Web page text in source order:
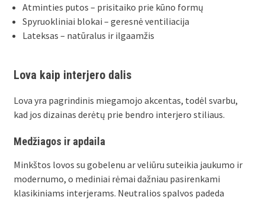
Atminties putos – prisitaiko prie kūno formų
Spyruokliniai blokai – geresnė ventiliacija
Lateksas – natūralus ir ilgaamžis
Lova kaip interjero dalis
Lova yra pagrindinis miegamojo akcentas, todėl svarbu,
kad jos dizainas derėtų prie bendro interjero stiliaus.
Medžiagos ir apdaila
Minkštos lovos su gobelenu ar veliūru suteikia jaukumo ir
modernumo, o mediniai rėmai dažniau pasirenkami
klasikiniams interjerams. Neutralios spalvos padeda